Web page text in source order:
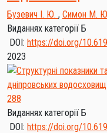
Бузевич І. Ю. , Симон М.
Виданнях категорії Б
DOI: https://doi.org/
2023
288
Виданнях категорії Б
DOI: https://doi.org/